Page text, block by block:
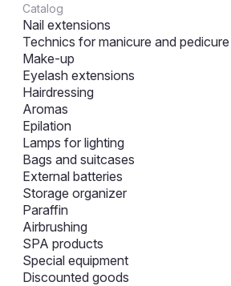
Catalog
Nail extensions
Technics for manicure and pedicure
Make-up
Eyelash extensions
Hairdressing
Aromas
Epilation
Lamps for lighting
Bags and suitcases
External batteries
Storage organizer
Paraffin
Airbrushing
SPA products
Special equipment
Discounted goods